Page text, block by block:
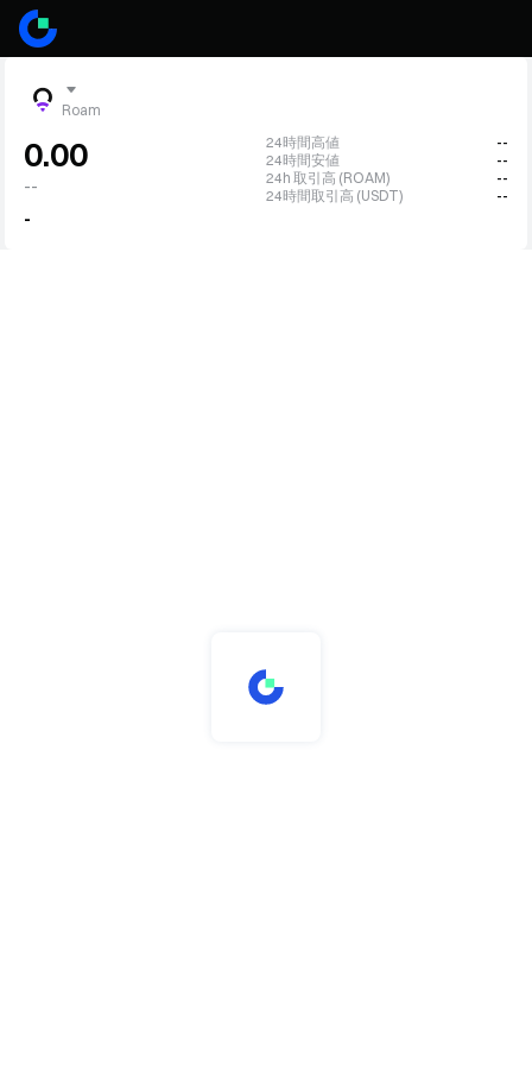
Roam
0.00
--
-
24時間高値
--
24時間安値
--
24h 取引高 (ROAM)
--
24時間取引高 (USDT)
--